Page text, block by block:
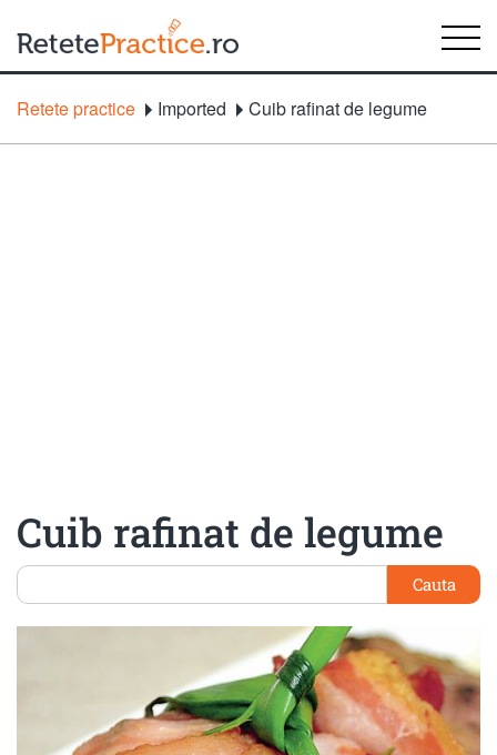
Retete practice Imported Cuib rafinat de legume
Cuib rafinat de legume
Cauta